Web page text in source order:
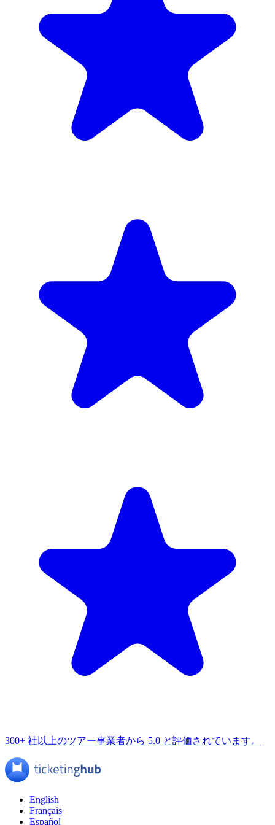
300+ 社以上のツアー事業者から 5.0 と評価されています。
English
Français
Español